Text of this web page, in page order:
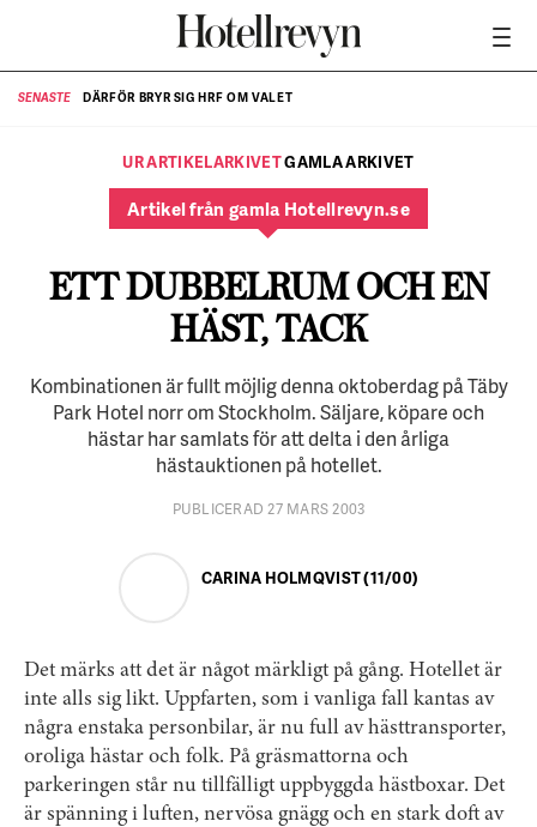
SENASTE DÄRFÖR BRYR SIG HRF OM VALET
UR ARTIKELARKIVETGAMLA ARKIVET
Artikel från gamla Hotellrevyn.se
ETT DUBBELRUM OCH EN
HÄST, TACK
Kombinationen är fullt möjlig denna oktoberdag på Täby
Park Hotel norr om Stockholm. Säljare, köpare och
hästar har samlats för att delta i den årliga
hästauktionen på hotellet.
PUBLICERAD 27 MARS 2003
CARINA HOLMQVIST (11/00)
Det märks att det är något märkligt på gång. Hotellet är
inte alls sig likt. Uppfarten, som i vanliga fall kantas av
några enstaka personbilar, är nu full av hästtransporter,
oroliga hästar och folk. På gräsmattorna och
parkeringen står nu tillfälligt uppbyggda hästboxar. Det
är spänning i luften, nervösa gnägg och en stark doft av